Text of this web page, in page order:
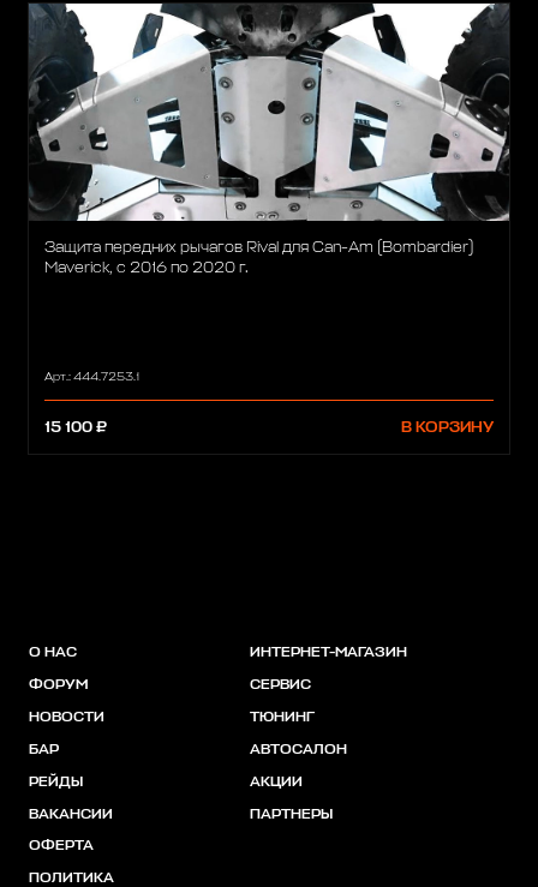
Защита передних рычагов Rival для Can-Am (Bombardier)
Maverick, с 2016 по 2020 г.
Арт.: 444.7253.1
15 100 ₽ В КОРЗИНУ
О НАС
ФОРУМ
НОВОСТИ
БАР
РЕЙДЫ
ВАКАНСИИ
ОФЕРТА
ПОЛИТИКА
ИНТЕРНЕТ-МАГАЗИН
СЕРВИС
ТЮНИНГ
АВТОСАЛОН
АКЦИИ
ПАРТНЕРЫ